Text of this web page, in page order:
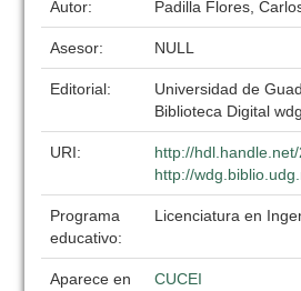
Autor: Padilla Flores,
Asesor: NULL
Editorial:
Universidad de
Biblioteca Digital
URI:
http://
http://
Programa
educativo:
Licenciatura en
Aparece en
CUCEI